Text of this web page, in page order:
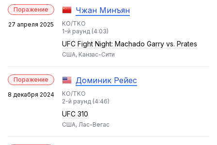
Поражение
27 апреля 2025
Чжан Минъян
KO/TKO
1-й раунд (4:03)
UFC Fight Night: Machado Garry vs. Prates
США, Канзас-Сити
Поражение
8 декабря 2024
Доминик Рейес
KO/TKO
2-й раунд (4:46)
UFC 310
США, Лас-Вегас